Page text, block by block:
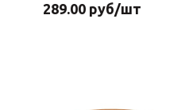
289.00 руб/шт